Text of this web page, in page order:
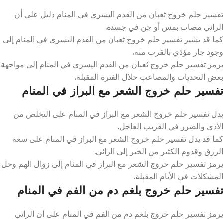
تفسير حلم خروج ثعبان من القدم اليسرى في المنام دليل على أن
الرائي مصاب بمس أو جن في جسده.
كما قد يشير تفسير حلم خروج ثعبان من القدم اليسرى في المنام إلى
وجود جار مؤذي بالقرب منه.
يرمز تفسير حلم خروج ثعبان من القدم اليسرى في المنام إلى مواجهة
بعض التحديات والمصاعب خلال الفترة المقبلة.
تفسير حلم خروج الشعر مع البراز في المنام
يدل تفسير حلم خروج الشعر مع البراز في المنام على التخلص من
الأذى والضرر في القريب العاجل.
كما قد يدل تفسير حلم خروج الشعر مع البراز في المنام على سعة
الرزق وقدوم الكثير من الخير إلى الرائي.
يرمز تفسير حلم خروج الشعر مع البراز في المنام إلى زوال الهم وحل
المشكلات في الأيام المقبلة.
تفسير حلم خروج بلغم دم من الفم في المنام
يرمز تفسير حلم خروج بلغم دم من الفم في المنام على أن الرائي